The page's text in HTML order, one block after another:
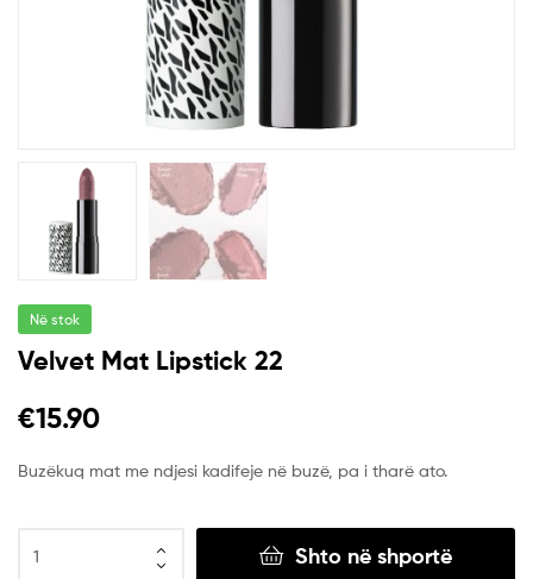
Në stok
Velvet Mat Lipstick 22
€15.90
Buzëkuq mat me ndjesi kadifeje në buzë, pa i tharë ato.
Shto në shportë